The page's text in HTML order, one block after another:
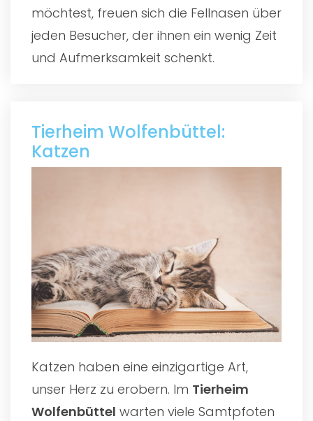
möchtest, freuen sich die Fellnasen über
jeden Besucher, der ihnen ein wenig Zeit
und Aufmerksamkeit schenkt.
Tierheim Wolfenbüttel:
Katzen
Katzen haben eine einzigartige Art,
unser Herz zu erobern. Im Tierheim
Wolfenbüttel warten viele Samtpfoten